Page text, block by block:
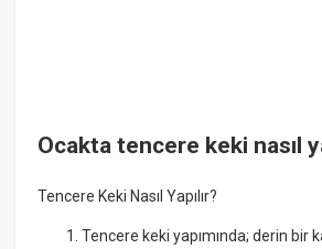
Ocakta tencere keki nasıl
Tencere Keki Nasıl Yapılır?
Tencere keki yapımında; derin bir